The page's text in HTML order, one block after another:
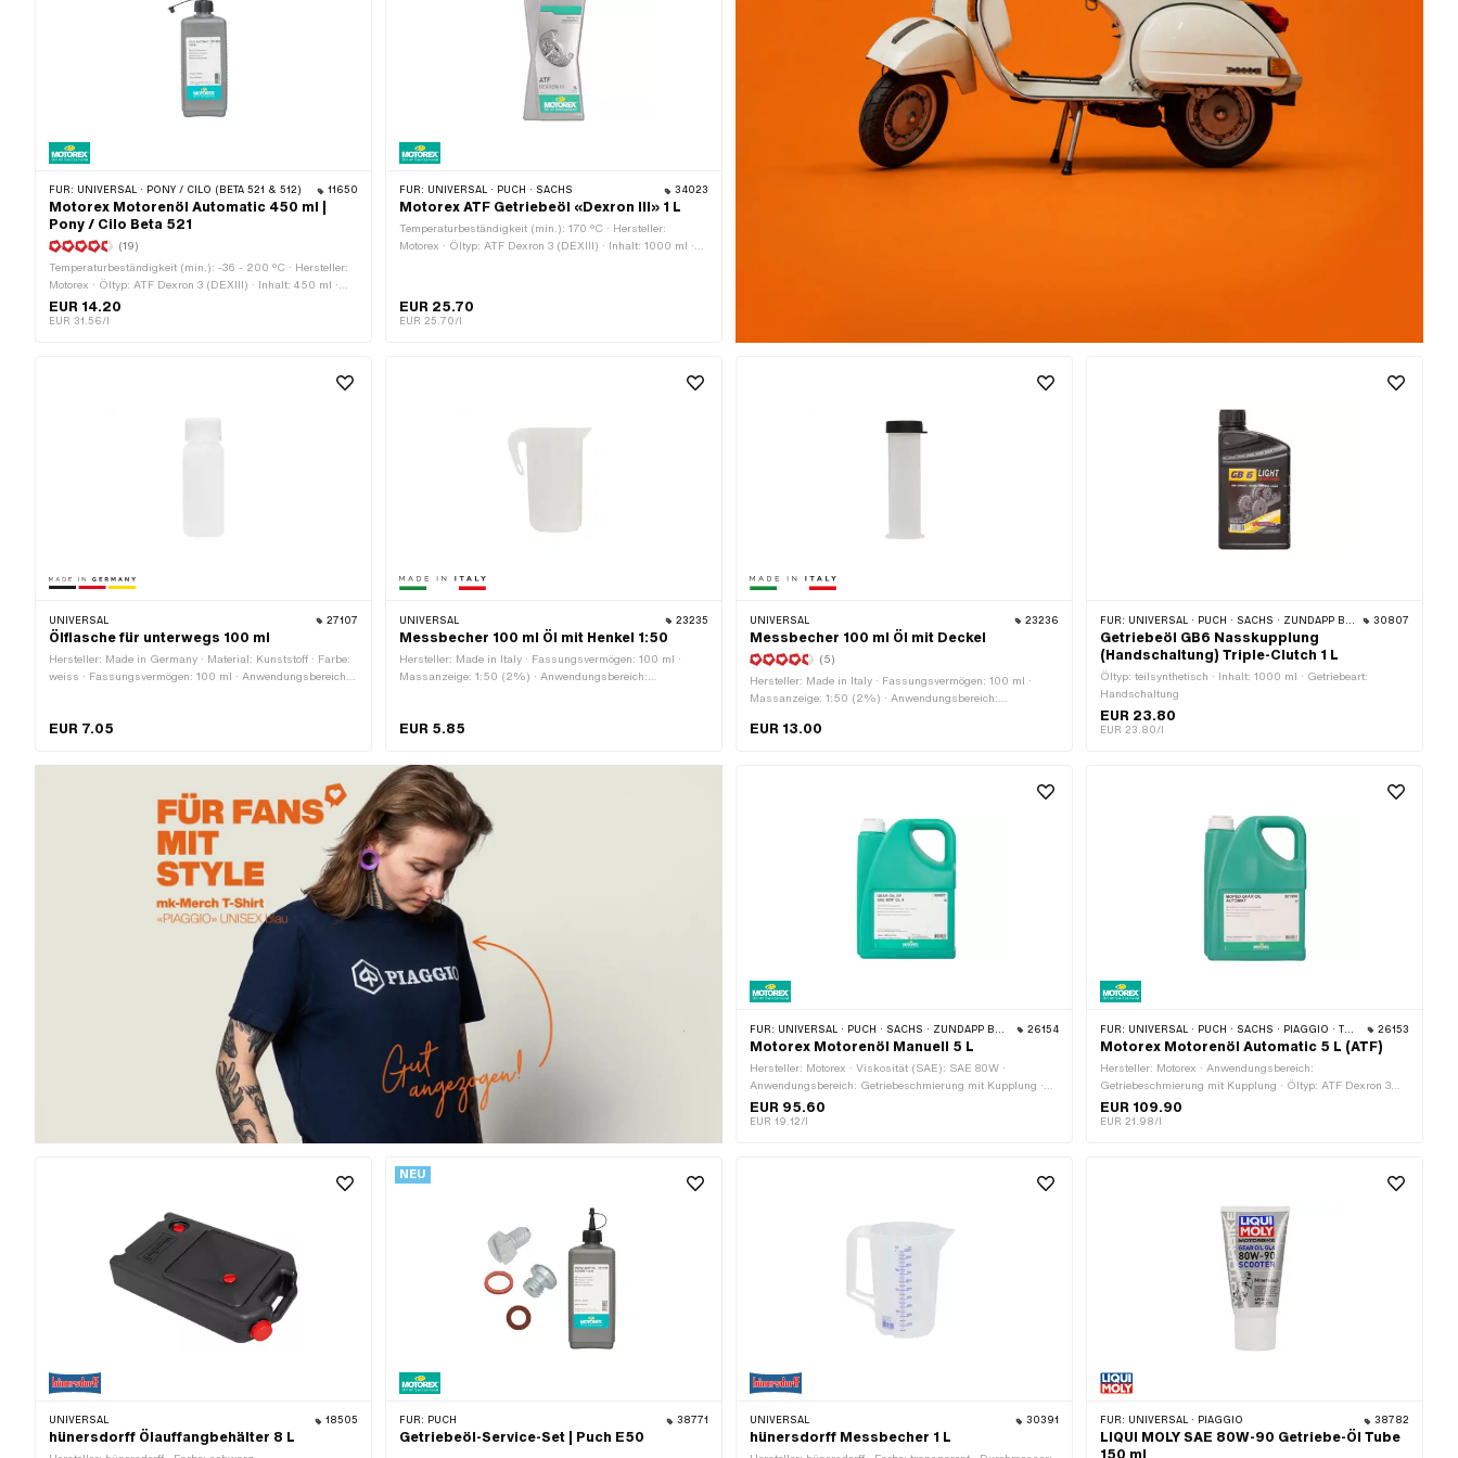
FÜR: UNIVERSAL · PONY / CILO (BETA 521 & 512) 11650
Motorex Motorenöl Automatic 450 ml |
Pony / Cilo Beta 521
(19)
Temperaturbeständigkeit (min.): -36 - 200 °C · Hersteller:
Motorex · Öltyp: ATF Dexron 3 (DEXIII) · Inhalt: 450 ml ·
Getriebeart: Automat · Anwendungsbereich:
Getriebeschmierung mit Kupplung
EUR 14.20
EUR 31.56/l
FÜR: UNIVERSAL · PUCH · SACHS 34023
Motorex ATF Getriebeöl «Dexron III» 1 L
Temperaturbeständigkeit (min.): 170 °C · Hersteller:
Motorex · Öltyp: ATF Dexron 3 (DEXIII) · Inhalt: 1000 ml ·
EUR 25.70
EUR 25.70/l
UNIVERSAL 27107
Ölflasche für unterwegs 100 ml
Hersteller: Made in Germany · Material: Kunststoff · Farbe:
weiss · Fassungsvermögen: 100 ml · Anwendungsbereich:
EUR 7.05
UNIVERSAL 23235
Messbecher 100 ml Öl mit Henkel 1:50
Hersteller: Made in Italy · Fassungsvermögen: 100 ml ·
Massanzeige: 1:50 (2%) · Anwendungsbereich:
EUR 5.85
UNIVERSAL 23236
Messbecher 100 ml Öl mit Deckel
(5)
Hersteller: Made in Italy · Fassungsvermögen: 100 ml ·
Massanzeige: 1:50 (2%) · Anwendungsbereich:
EUR 13.00
FÜR: UNIVERSAL · PUCH · SACHS · ZÜNDAPP BELMONDO · CILO · DKW · ZÜNDAPP 30807
Getriebeöl GB6 Nasskupplung
(Handschaltung) Triple-Clutch 1 L
Öltyp: teilsynthetisch · Inhalt: 1000 ml · Getriebeart:
Handschaltung
EUR 23.80
EUR 23.80/l
FÜR: UNIVERSAL · PUCH · SACHS · ZÜNDAPP BELMONDO · CILO · DKW · HERCULES · KREIDLER · ZÜNDAPP 26154
Motorex Motorenöl Manuell 5 L
Hersteller: Motorex · Viskosität (SAE): SAE 80W ·
Anwendungsbereich: Getriebeschmierung mit Kupplung ·
Öltyp: GL4 · Inhalt: 5000 ml · Getriebeart: Fussschaltung ·
Getriebeart: Handschaltung · Temperaturbeständigkeit
EUR 95.60
EUR 19.12/l
FÜR: UNIVERSAL · PUCH · SACHS · PIAGGIO · TOMOS · BYE BIKE 26153
Motorex Motorenöl Automatic 5 L (ATF)
Hersteller: Motorex · Anwendungsbereich:
Getriebeschmierung mit Kupplung · Öltyp: ATF Dexron 3
(DEXIII) · Inhalt: 5000 ml · Getriebeart: Automat ·
Temperaturbeständigkeit (min.): -45 - 200 °C
EUR 109.90
EUR 21.98/l
UNIVERSAL 18505
hünersdorff Ölauffangbehälter 8 L
NEU
FÜR: PUCH 38771
Getriebeöl-Service-Set | Puch E50
UNIVERSAL 30391
hünersdorff Messbecher 1 L
FÜR: UNIVERSAL · PIAGGIO 38782
LIQUI MOLY SAE 80W-90 Getriebe-Öl Tube